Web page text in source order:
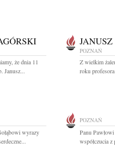
że dnia 11
Janusz...
POZNAŃ
Z wielkim
roku
wyrazy
POZNAŃ
Panu
współczucia